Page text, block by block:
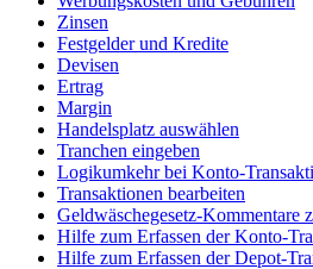
Zinsen
Festgelder und Kredite
Devisen
Ertrag
Margin
Handelsplatz auswählen
Tranchen eingeben
Logikumkehr bei Konto-
Transaktionen bearbeiten
Geldwäschegesetz-Kommentare
Hilfe zum Erfassen der Konto-
Hilfe zum Erfassen der Depot-